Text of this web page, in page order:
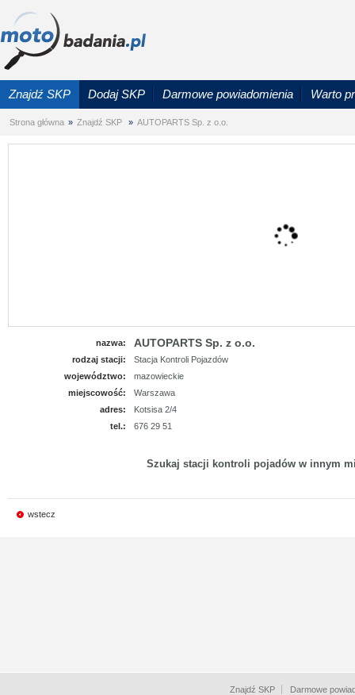
Znajdź SKP Dodaj SKP Darmowe powiadomienia Warto
Strona główna » Znajdź SKP » AUTOPARTS Sp. z o.o.
nazwa: AUTOPARTS Sp. z o.o.
rodzaj stacji:
Stacja Kontroli Pojazdów
województwo:
mazowieckie
miejscowość:
Warszawa
adres:
Kotsisa 2/4
tel.:
676 29 51
Szukaj stacji kontroli pojadów w innym
wstecz
Znajdź SKP Darmowe